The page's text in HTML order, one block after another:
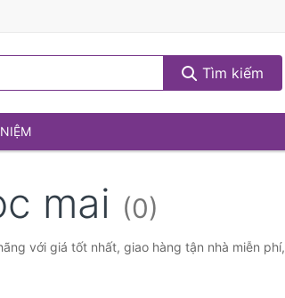
Tìm kiếm
mai (0)
với giá tốt nhất, giao hàng tận nhà miễn phí,